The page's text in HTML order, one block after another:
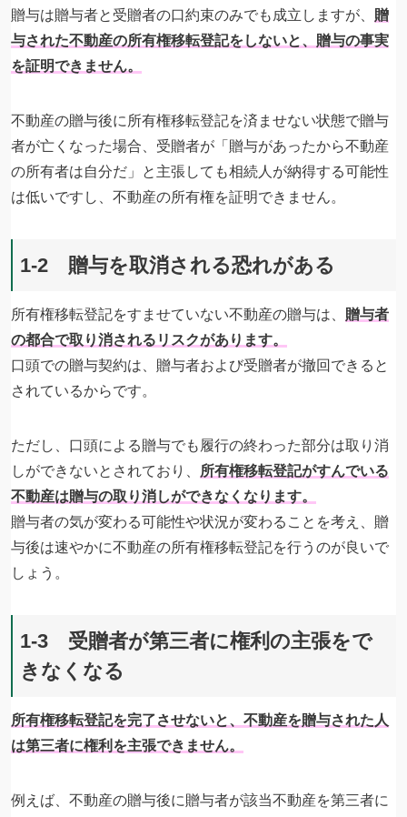
贈与は贈与者と受贈者の口約束のみでも成立しますが、 贈
与された不動産の所有権移転登記をしないと、贈与の事実
を証明できません。
不動産の贈与後に所有権移転登記を済ませない状態で贈与
者が亡くなった場合、受贈者が「贈与があったから不動産
の所有者は自分だ」と主張しても相続人が納得する可能性
は低いですし、不動産の所有権を証明できません。
1-2 贈与を取消される恐れがある
所有権移転登記をすませていない不動産の贈与は、 贈与者
の都合で取り消されるリスクがあります。
口頭での贈与契約は、贈与者および受贈者が撤回できると
されているからです。
ただし、口頭による贈与でも履行の終わった部分は取り消
しができないとされており、
所有権移転登記がすんでいる
不動産は贈与の取り消しができなくなります。
贈与者の気が変わる可能性や状況が変わることを考え、贈
与後は速やかに不動産の所有権移転登記を行うのが良いで
しょう。
1-3 受贈者が第三者に権利の主張をで
きなくなる
所有権移転登記を完了させないと、不動産を贈与された人
は第三者に権利を主張できません。
例えば、不動産の贈与後に贈与者が該当不動産を第三者に